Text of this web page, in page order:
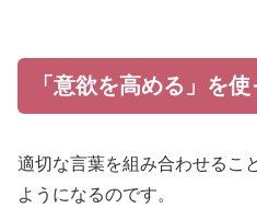
「意欲を高める」を
適切な言葉を組み合わせるこ
ようになるのです。